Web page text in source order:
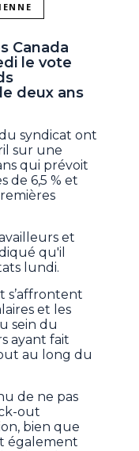
Canada
le vote
deux ans
syndicat ont
sur une
qui prévoit
de 6,5 % et
et
qu'il
lundi.
s’affrontent
et les
sein du
ayant fait
au long du
de ne pas
out
bien que
également